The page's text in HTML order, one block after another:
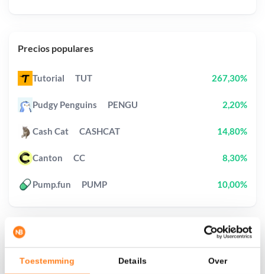
Toestemming Details Over
¿Qué pasa si…?
Mira cuánto valor tendrías hoy si hubieras
Precios populares
Tutorial TUT 267,30%
Pudgy Penguins PENGU 2,20%
Cash Cat CASHCAT 14,80%
Canton CC 8,30%
Pump.fun PUMP 10,00%